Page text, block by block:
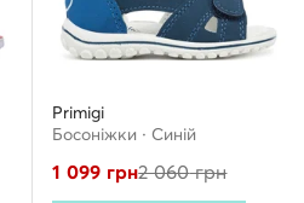
Primigi
Босоніжки · Cиній
1 099 грн2 060грн